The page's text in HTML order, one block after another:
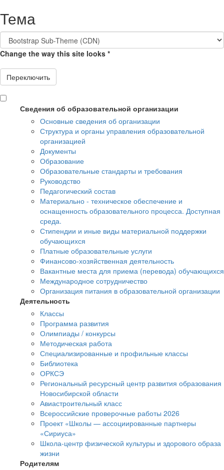
Тема
Change the way this site looks *
Переключить
Сведения об образовательной организации
Основные сведения об организации
Структура и органы управления образовательной
организацией
Документы
Образование
Образовательные стандарты и требования
Руководство
Педагогический состав
Материально - техническое обеспечение и
оснащенность образовательного процесса. Доступная
среда.
Стипендии и иные виды материальной поддержки
обучающихся
Платные образовательные услуги
Финансово-хозяйственная деятельность
Вакантные места для приема (перевода) обучающихся
Международное сотрудничество
Организация питания в образовательной организации
Деятельность
Классы
Программа развития
Олимпиады / конкурсы
Методическая работа
Специализированные и профильные классы
Библиотека
ОРКСЭ
Региональный ресурсный центр развития образования
Новосибирской области
Авиастроительный класс
Всероссийские проверочные работы 2026
Проект «Школы — ассоциированные партнеры
«Сириуса»
Школа-центр физической культуры и здорового образа
жизни
Родителям